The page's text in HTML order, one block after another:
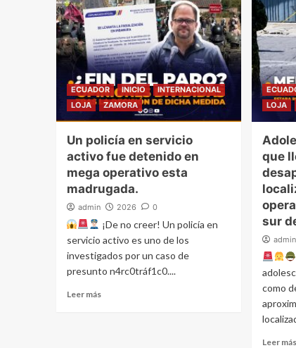
ECUADOR INICIO
INTERNACIONAL
LOJA
ZAMORA
Un policía en servicio
activo fue detenido en
mega operativo esta
madrugada.
admin 2026 0
¡De no creer! Un policía en
servicio activo es uno de los
investigados por un caso de
presunto n4rc0tráf1c0....
Leer más
LOJA
que
sur
admin
como
Leer más